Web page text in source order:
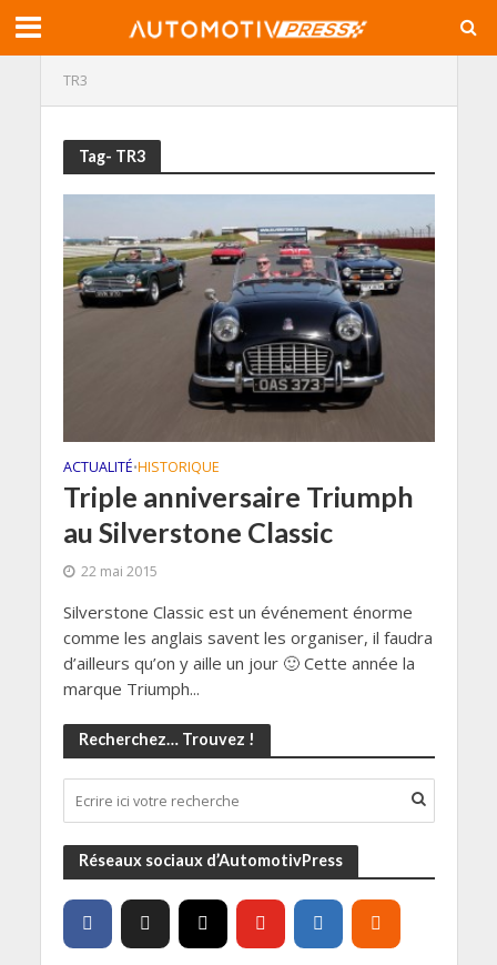
TR3
Tag- TR3
ACTUALITÉ•HISTORIQUE
Triple anniversaire Triumph
au Silverstone Classic
22 mai 2015
Silverstone Classic est un événement énorme
comme les anglais savent les organiser, il faudra
d’ailleurs qu’on y aille un jour 🙂 Cette année la
marque Triumph...
Recherchez… Trouvez !
Réseaux sociaux d’AutomotivPress